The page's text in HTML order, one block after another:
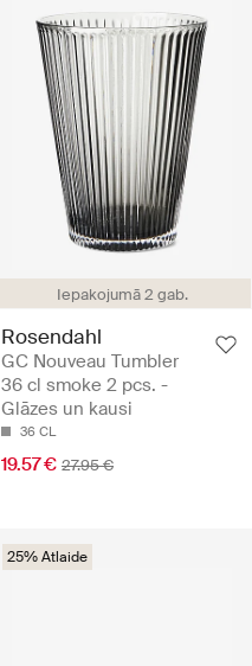
Iepakojumā 2 gab.
Rosendahl
GC Nouveau Tumbler
36 cl smoke 2 pcs. -
Glāzes un kausi
36 CL
19.57 € 27.95 €
25% Atlaide